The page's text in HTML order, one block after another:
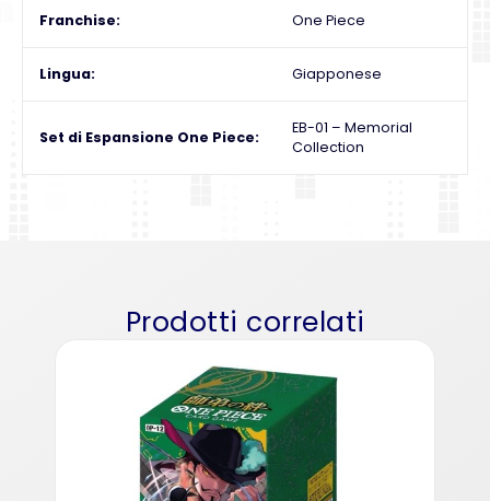
Franchise One Piece
Lingua Giapponese
Set di Espansione One Piece
EB-01 – Memorial
Collection
Prodotti correlati